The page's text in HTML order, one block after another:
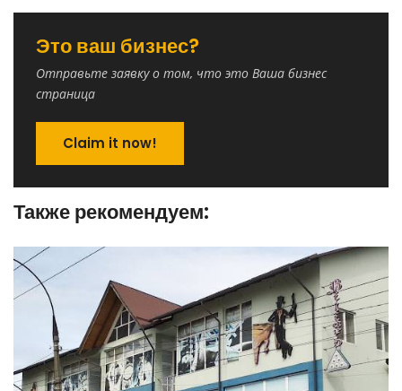
Это ваш бизнес?
Отправьте заявку о том, что это Ваша бизнес
страница
Claim it now!
Также рекомендуем: